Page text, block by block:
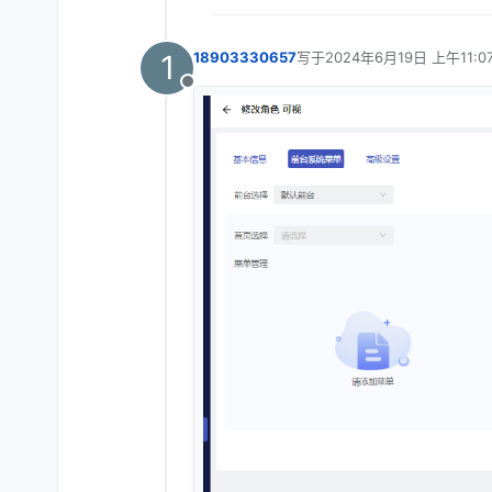
1
离线
18903330657写于2024年6月19日 上午
最后由 编辑